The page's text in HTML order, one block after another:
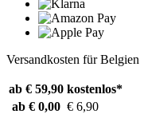
Versandkosten für Belgien
ab € 59,90 kostenlos*
ab € 0,00 € 6,90